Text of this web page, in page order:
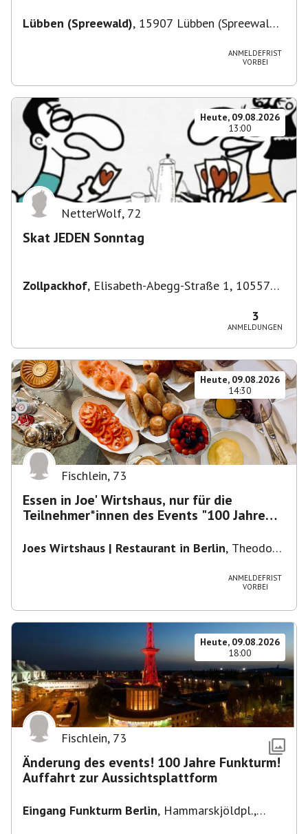
Lübben (Spreewald), 15907 Lübben (Spreewald),
ANMELDEFRIST
VORBEI
Heute, 09.08.2026
13:00
NetterWolf, 72
Skat JEDEN Sonntag
Zollpackhof, Elisabeth-Abegg-Straße 1, 10557
3
ANMELDUNGEN
Heute, 09.08.2026
14:30
Fischlein, 73
Essen in Joe' Wirtshaus, nur für die
Teilnehmer*innen des Events "100 Jahre
Joes Wirtshaus | Restaurant in Berlin, Theodor-
ANMELDEFRIST
VORBEI
Heute, 09.08.2026
18:00
Fischlein, 73
Änderung des events! 100 Jahre Funkturm!
Auffahrt zur Aussichtsplattform
Eingang Funkturm Berlin, Hammarskjöldpl.,